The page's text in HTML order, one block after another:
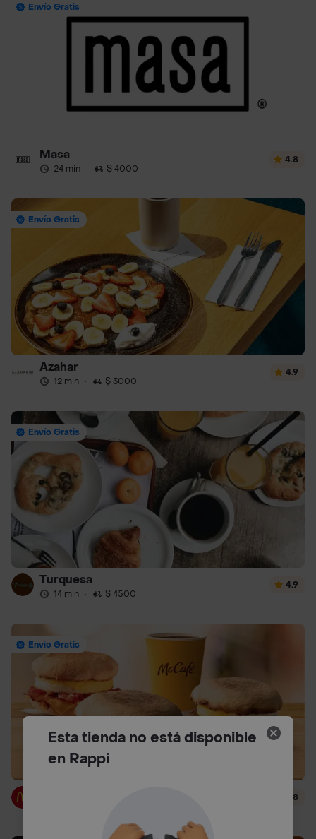
Envío Gratis
Masa
24 min · $ 4000
4.8
Envío Gratis
Azahar
12 min · $ 3000
4.9
Envío Gratis
Turquesa
14 min · $ 4500
4.9
Envío Gratis
4.8
Esta tienda no está disponible
en Rappi